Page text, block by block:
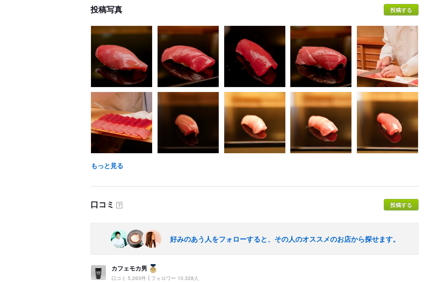
投稿写真 投稿する
もっと見る
口コミ ？ 投稿する
好みのあう人をフォローすると、その人のオススメのお店から探せます。
カフェモカ男
口コミ 5,263件 フォロワー 10,328人